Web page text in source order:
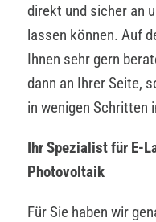
direkt und sicher an
lassen können. Auf
Ihnen sehr gern
dann an Ihrer Seite,
in wenigen Schritten
Ihr Spezialist für E-
Photovoltaik
Für Sie haben wir